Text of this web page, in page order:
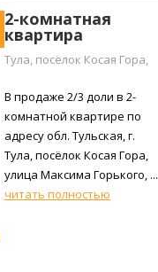
2-комнатная
квартира
Тула, посёлок Косая Гора,
37
В продаже 2/3 доли в 2-
комнатной квартире по
адресу обл. Тульская, г.
Тула, посёлок Косая Гора,
улица Максима Горького, ...
читать полностью